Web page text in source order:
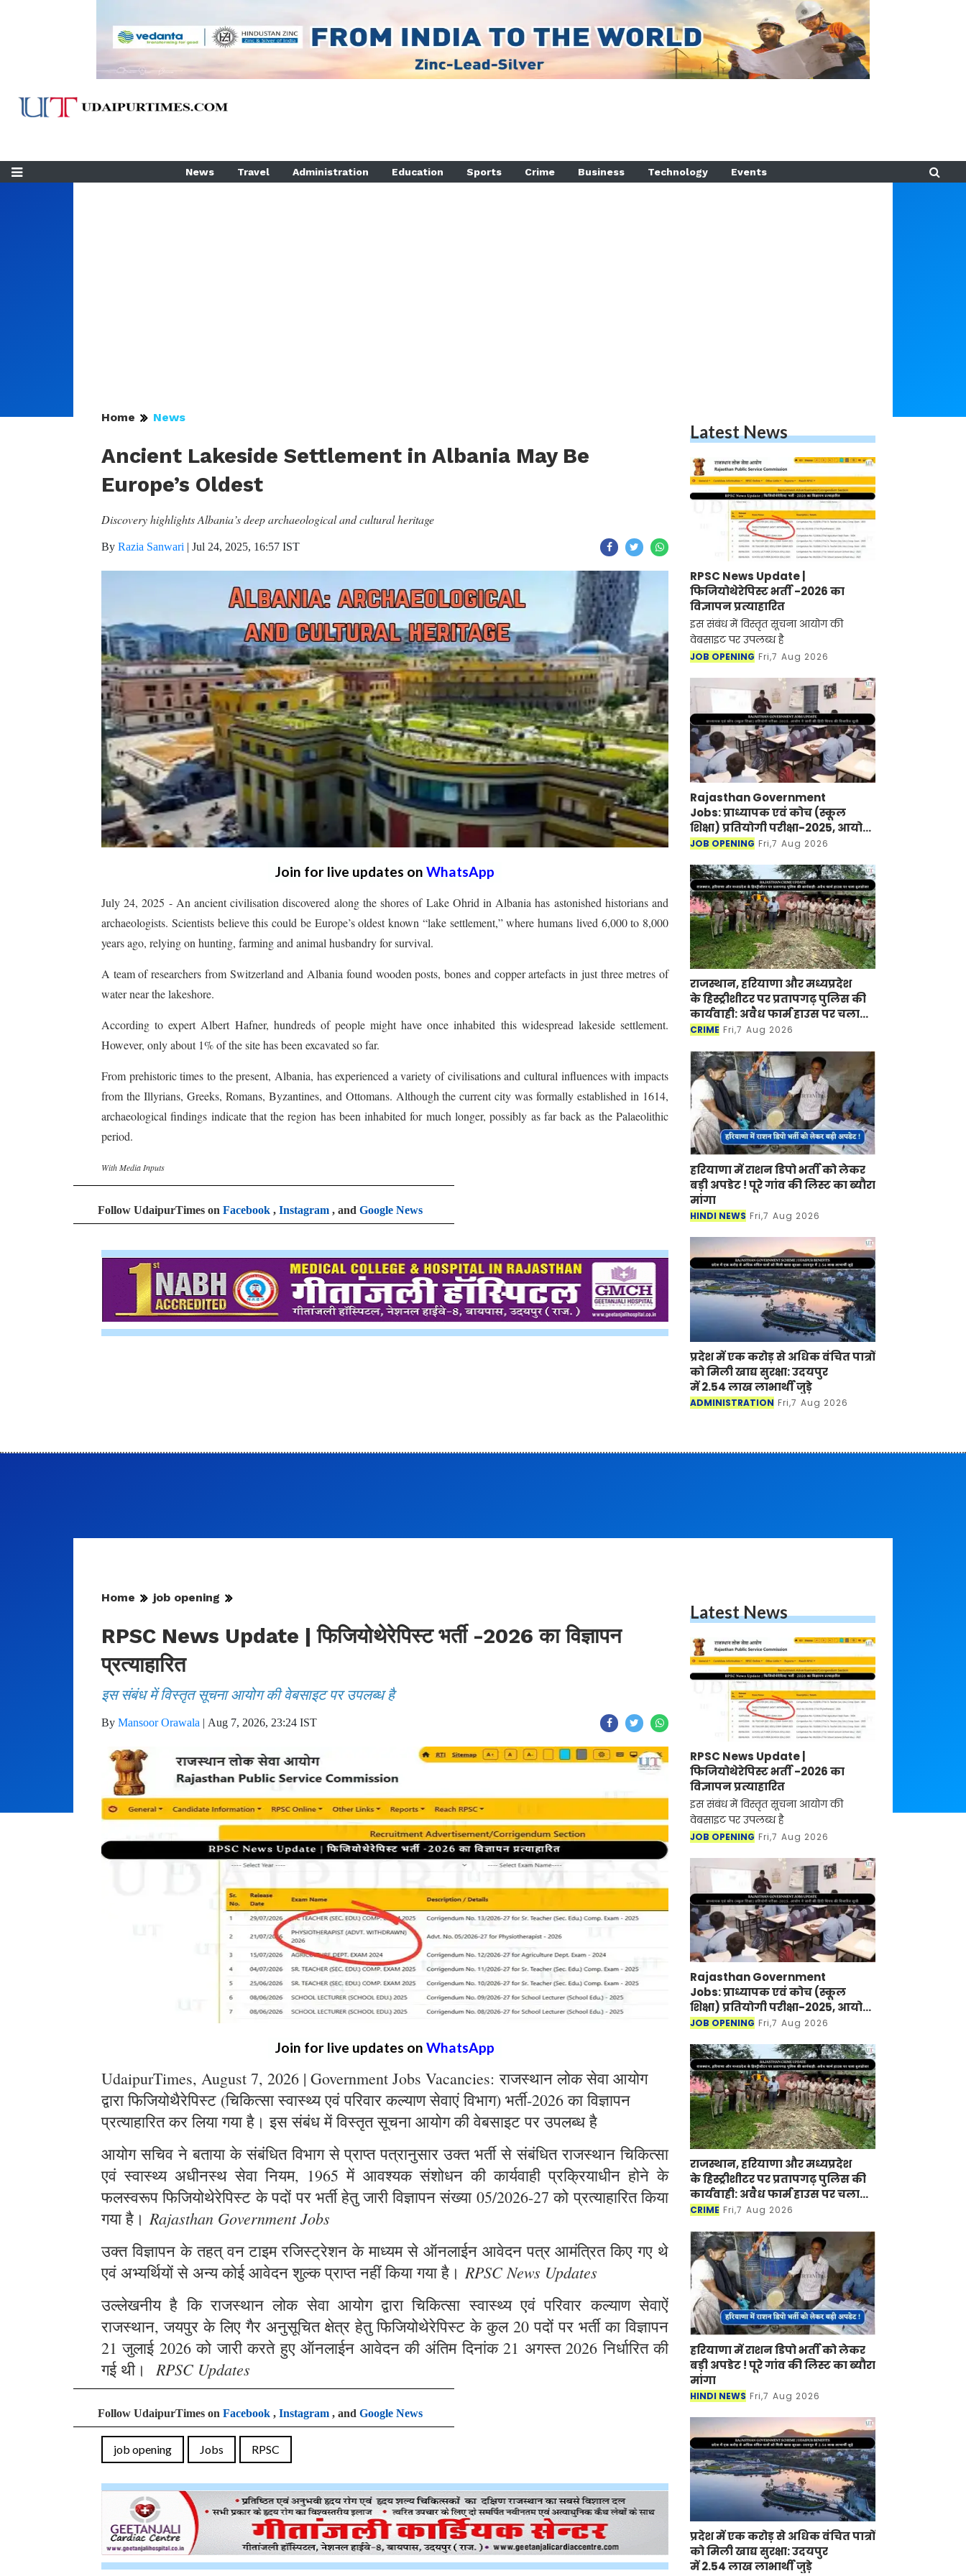
News Travel Administration Education Sports Crime Business Technology Events
Home News
Ancient Lakeside Settlement in Albania May Be
Europe’s Oldest
Discovery highlights Albania’s deep archaeological and cultural heritage
By Razia Sanwari | Jul 24, 2025, 16:57 IST
Join for live updates on WhatsApp
July 24, 2025 - An ancient civilisation discovered along the shores of Lake Ohrid in Albania has astonished historians and
archaeologists. Scientists believe this could be Europe’s oldest known “lake settlement,” where humans lived 6,000 to 8,000
years ago, relying on hunting, farming and animal husbandry for survival.
A team of researchers from Switzerland and Albania found wooden posts, bones and copper artefacts in just three metres of
water near the lakeshore.
According to expert Albert Hafner, hundreds of people might have once inhabited this widespread lakeside settlement.
However, only about 1% of the site has been excavated so far.
From prehistoric times to the present, Albania, has experienced a variety of civilisations and cultural influences with impacts
from the Illyrians, Greeks, Romans, Byzantines, and Ottomans. Although the current city was formally established in 1614,
archaeological findings indicate that the region has been inhabited for much longer, possibly as far back as the Palaeolithic
period.
With Media Inputs
Follow UdaipurTimes on Facebook , Instagram , and Google News
Latest News
RPSC News Update |
फिजियोथेरेपिस्ट भर्ती -2026 का
विज्ञापन प्रत्याहारित
इस संबंध में विस्तृत सूचना आयोग की
वेबसाइट पर उपलब्ध है
JOB OPENING Fri,7 Aug 2026
Rajasthan Government
Jobs: प्राध्यापक एवं कोच (स्कूल
शिक्षा) प्रतियोगी परीक्षा-2025, आयोग
ने जारी की हिंदी विषय की विचारित
JOB OPENING Fri,7 Aug 2026
राजस्थान, हरियाणा और मध्यप्रदेश
के हिस्ट्रीशीटर पर प्रतापगढ़ पुलिस की
कार्यवाही: अवैध फार्म हाउस पर चला
बुलडोजर
CRIME Fri,7 Aug 2026
हरियाणा में राशन डिपो भर्ती को लेकर
बड़ी अपडेट ! पूरे गांव की लिस्ट का ब्यौरा
मांगा
HINDI NEWS Fri,7 Aug 2026
प्रदेश में एक करोड़ से अधिक वंचित पात्रों
को मिली खाद्य सुरक्षा: उदयपुर
में 2.54 लाख लाभार्थी जुड़े
ADMINISTRATION Fri,7 Aug 2026
Home job opening
RPSC News Update | फिजियोथेरेपिस्ट भर्ती -2026 का विज्ञापन
प्रत्याहारित
इस संबंध में विस्तृत सूचना आयोग की वेबसाइट पर उपलब्ध है
By Mansoor Orawala | Aug 7, 2026, 23:24 IST
Join for live updates on WhatsApp
UdaipurTimes, August 7, 2026 | Government Jobs Vacancies: राजस्थान लोक सेवा आयोग
द्वारा फिजियोथैरेपिस्ट (चिकित्सा स्वास्थ्य एवं परिवार कल्याण सेवाएं विभाग) भर्ती-2026 का विज्ञापन
प्रत्याहारित कर लिया गया है। इस संबंध में विस्तृत सूचना आयोग की वेबसाइट पर उपलब्ध है
आयोग सचिव ने बताया के संबंधित विभाग से प्राप्त पत्रानुसार उक्त भर्ती से संबंधित राजस्थान चिकित्सा
एवं स्वास्थ्य अधीनस्थ सेवा नियम, 1965 में आवश्यक संशोधन की कार्यवाही प्रक्रियाधीन होने के
फलस्वरूप फिजियोथेरेपिस्ट के पदों पर भर्ती हेतु जारी विज्ञापन संख्या 05/2026-27 को प्रत्याहारित किया
गया है। Rajasthan Government Jobs
उक्त विज्ञापन के तहत् वन टाइम रजिस्ट्रेशन के माध्यम से ऑनलाईन आवेदन पत्र आमंत्रित किए गए थे
एवं अभ्यर्थियों से अन्य कोई आवेदन शुल्क प्राप्त नहीं किया गया है। RPSC News Updates
उल्लेखनीय है कि राजस्थान लोक सेवा आयोग द्वारा चिकित्सा स्वास्थ्य एवं परिवार कल्याण सेवाऐं
राजस्थान, जयपुर के लिए गैर अनुसूचित क्षेत्र हेतु फिजियोथेरेपिस्ट के कुल 20 पदों पर भर्ती का विज्ञापन
21 जुलाई 2026 को जारी करते हुए ऑनलाईन आवेदन की अंतिम दिनांक 21 अगस्त 2026 निर्धारित की
गई थी। RPSC Updates
Follow UdaipurTimes on Facebook , Instagram , and Google News
job opening Jobs RPSC
Latest News
RPSC News Update |
फिजियोथेरेपिस्ट भर्ती -2026 का
विज्ञापन प्रत्याहारित
इस संबंध में विस्तृत सूचना आयोग की
वेबसाइट पर उपलब्ध है
JOB OPENING Fri,7 Aug 2026
Rajasthan Government
Jobs: प्राध्यापक एवं कोच (स्कूल
शिक्षा) प्रतियोगी परीक्षा-2025, आयोग
ने जारी की हिंदी विषय की विचारित
JOB OPENING Fri,7 Aug 2026
राजस्थान, हरियाणा और मध्यप्रदेश
के हिस्ट्रीशीटर पर प्रतापगढ़ पुलिस की
कार्यवाही: अवैध फार्म हाउस पर चला
बुलडोजर
CRIME Fri,7 Aug 2026
हरियाणा में राशन डिपो भर्ती को लेकर
बड़ी अपडेट ! पूरे गांव की लिस्ट का ब्यौरा
मांगा
HINDI NEWS Fri,7 Aug 2026
प्रदेश में एक करोड़ से अधिक वंचित पात्रों
को मिली खाद्य सुरक्षा: उदयपुर
में 2.54 लाख लाभार्थी जुड़े